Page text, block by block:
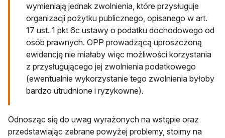
wymieniają jednak zwolnienia, które przysługuje
organizacji pożytku publicznego, opisanego w art.
17 ust. 1 pkt 6c ustawy o podatku dochodowego od
osób prawnych. OPP prowadzącą uproszczoną
ewidencję nie miałaby więc możliwości korzystania
z przysługującego jej zwolnienia podatkowego
(ewentualnie wykorzystanie tego zwolnienia byłoby
bardzo utrudnione i ryzykowne).
Odnosząc się do uwag wyrażonych na wstępie oraz
przedstawiając zebrane powyżej problemy, stoimy na